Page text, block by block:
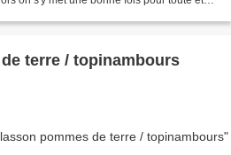
terre / topinambours